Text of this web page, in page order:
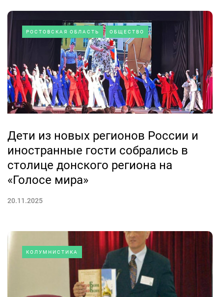
РОСТОВСКАЯ ОБЛАСТЬ ОБЩЕСТВО
Дети из новых регионов России и
иностранные гости собрались в
столице донского региона на
«Голосе мира»
20.11.2025
КОЛУМНИСТИКА